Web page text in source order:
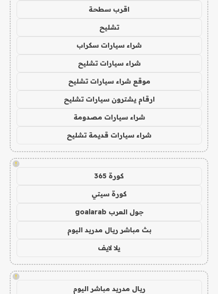
اقرب سطحة
تشليح
شراء سيارات سكراب
شراء سيارات تشليح
موقع شراء سيارات تشليح
ارقام يشترون سيارات تشليح
شراء سيارات مصدومة
شراء سيارات قديمة تشليح
!
كورة 365
كورة سيتي
جول العرب goalarab
بث مباشر ريال مدريد اليوم
يلا لايف
!
ريال مدريد مباشر اليوم